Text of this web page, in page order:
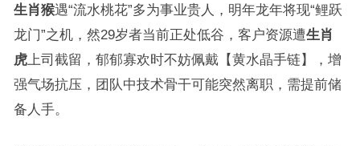
生肖猴遇“流水桃花”多为事业贵人，明年龙年将现“鲤跃
龙门”之机，然29岁者当前正处低谷，客户资源遭生肖
虎上司截留，郁郁寡欢时不妨佩戴【黄水晶手链】，增
强气场抗压，团队中技术骨干可能突然离职，需提前储
备人手。